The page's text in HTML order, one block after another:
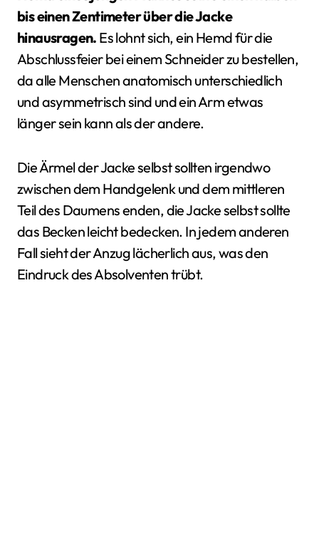
bis einen Zentimeter über die Jacke
hinausragen. Es lohnt sich, ein Hemd für die
Abschlussfeier bei einem Schneider zu bestellen,
da alle Menschen anatomisch unterschiedlich
und asymmetrisch sind und ein Arm etwas
länger sein kann als der andere.
Die Ärmel der Jacke selbst sollten irgendwo
zwischen dem Handgelenk und dem mittleren
Teil des Daumens enden, die Jacke selbst sollte
das Becken leicht bedecken. In jedem anderen
Fall sieht der Anzug lächerlich aus, was den
Eindruck des Absolventen trübt.